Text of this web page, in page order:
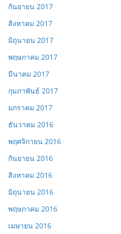
กันยายน 2017
สิงหาคม 2017
มิถุนายน 2017
พฤษภาคม 2017
มีนาคม 2017
กุมภาพันธ์ 2017
มกราคม 2017
ธันวาคม 2016
พฤศจิกายน 2016
กันยายน 2016
สิงหาคม 2016
มิถุนายน 2016
พฤษภาคม 2016
เมษายน 2016